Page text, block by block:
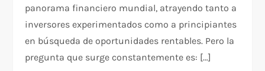
panorama financiero mundial, atrayendo tanto a
inversores experimentados como a principiantes
en búsqueda de oportunidades rentables. Pero la
pregunta que surge constantemente es: […]